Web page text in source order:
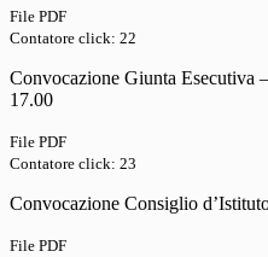
File PDF
Contatore click: 22
Convocazione Giunta Esecutiva
17.00
File PDF
Contatore click: 23
Convocazione Consiglio
File PDF